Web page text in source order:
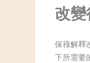
改
保祿解釋
下所需要